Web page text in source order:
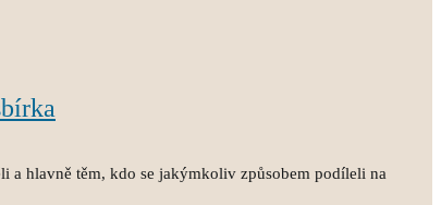
a hlavně těm, kdo se jakýmkoliv způsobem podíleli na